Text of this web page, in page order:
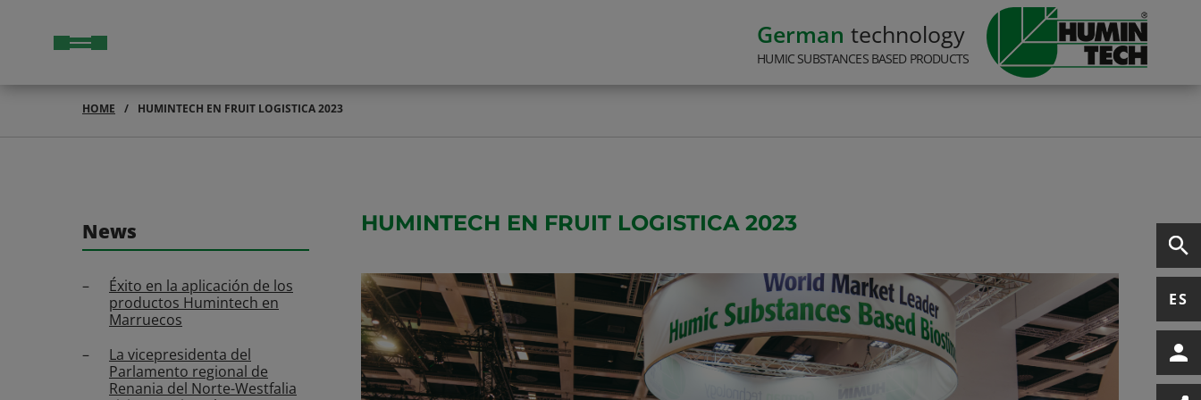
German technology
HUMIC SUBSTANCES BASED PRODUCTS
ES
HOME HUMINTECH EN FRUIT LOGISTICA 2023
News
Éxito en la aplicación de los
productos Humintech en
Marruecos
La vicepresidenta del
Parlamento regional de
Renania del Norte-Westfalia
HUMINTECH EN FRUIT LOGISTICA 2023